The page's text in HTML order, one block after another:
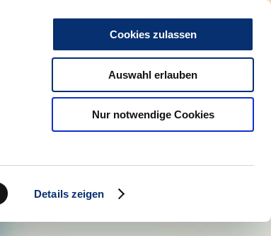
Details zeigen
Cookies zulassen
Auswahl erlauben
Nur notwendige Cookies
HBZ-online Social Media
Menü